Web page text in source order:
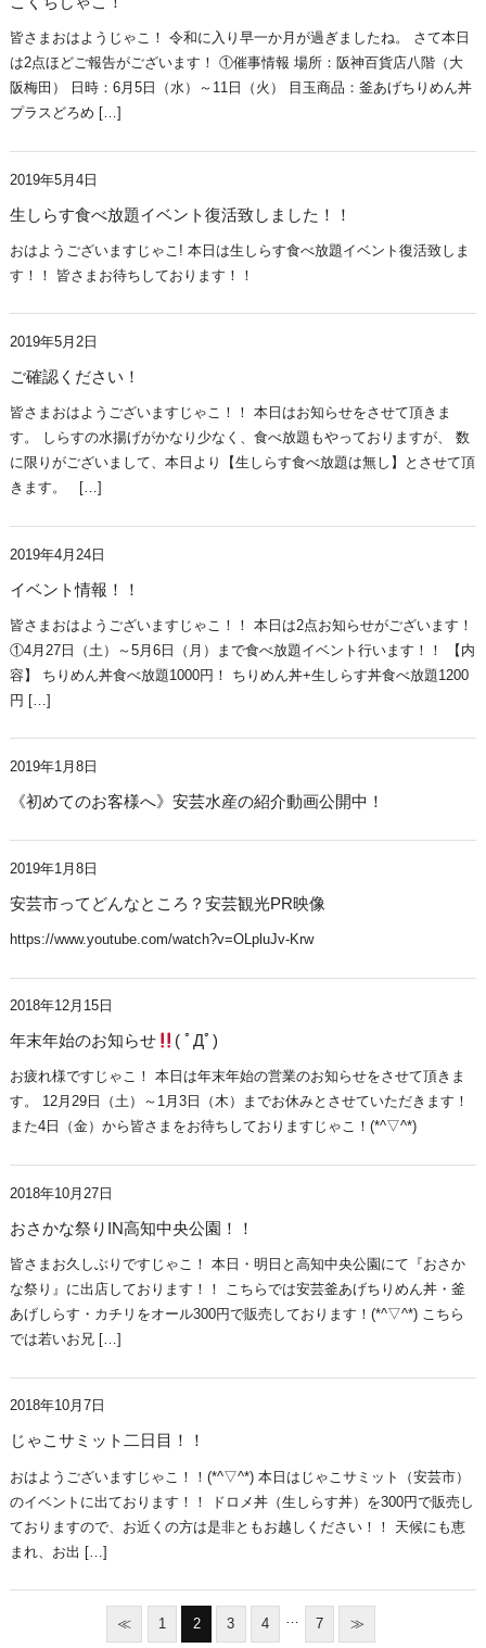
皆さまおはようじゃこ！ 令和に入り早一か月が過ぎましたね。 さて本日
は2点ほどご報告がございます！ ①催事情報 場所：阪神百貨店八階（大
阪梅田） 日時：6月5日（水）～11日（火） 目玉商品：釜あげちりめん丼
プラスどろめ […]
2019年5月4日
生しらす食べ放題イベント復活致しました！！
おはようございますじゃこ! 本日は生しらす食べ放題イベント復活致しま
す！！ 皆さまお待ちしております！！
2019年5月2日
ご確認ください！
皆さまおはようございますじゃこ！！ 本日はお知らせをさせて頂きま
す。 しらすの水揚げがかなり少なく、食べ放題もやっておりますが、 数
に限りがございまして、本日より【生しらす食べ放題は無し】とさせて頂
きます。 […]
2019年4月24日
イベント情報！！
皆さまおはようございますじゃこ！！ 本日は2点お知らせがございます！
①4月27日（土）～5月6日（月）まで食べ放題イベント行います！！ 【内
容】 ちりめん丼食べ放題1000円！ ちりめん丼+生しらす丼食べ放題1200
円 […]
2019年1月8日
《初めてのお客様へ》安芸水産の紹介動画公開中！
2019年1月8日
安芸市ってどんなところ？安芸観光PR映像
https://www.youtube.com/watch?v=OLpluJv-Krw
2018年12月15日
年末年始のお知らせ ( ﾟДﾟ)
お疲れ様ですじゃこ！ 本日は年末年始の営業のお知らせをさせて頂きま
す。 12月29日（土）～1月3日（木）までお休みとさせていただきます！
また4日（金）から皆さまをお待ちしておりますじゃこ！(*^▽^*)
2018年10月27日
おさかな祭りIN高知中央公園！！
皆さまお久しぶりですじゃこ！ 本日・明日と高知中央公園にて『おさか
な祭り』に出店しております！！ こちらでは安芸釜あげちりめん丼・釜
あげしらす・カチリをオール300円で販売しております！(*^▽^*) こちら
では若いお兄 […]
2018年10月7日
じゃこサミット二日目！！
おはようございますじゃこ！！(*^▽^*) 本日はじゃこサミット（安芸市）
のイベントに出ております！！ ドロメ丼（生しらす丼）を300円で販売し
ておりますので、お近くの方は是非ともお越しください！！ 天候にも恵
まれ、お出 […]
≪ 1 2 3 4 7 ≫